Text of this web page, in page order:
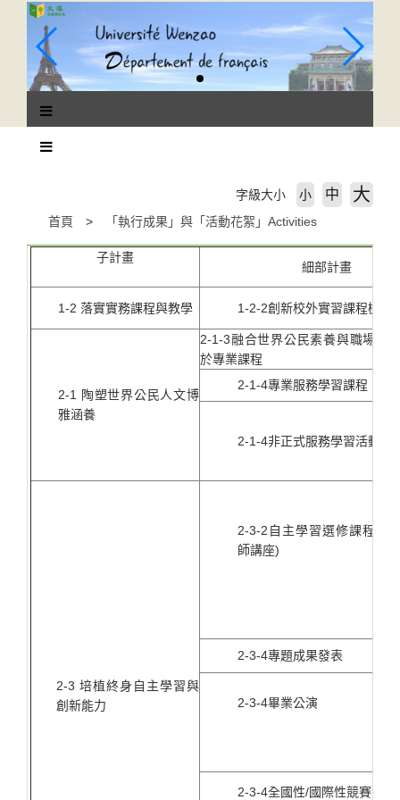
區
首頁 「執行成果」與「活動花絮」Activities
字級大小 小 中 大
子計畫
細部計畫
1-2 落實實務課程與教學 1-2-2創新校外實習課程機制
2-1 陶塑世界公民人文博
雅涵養
2-1-3融合世界公民素養與職場倫
於專業課程
2-1-4專業服務學習課程
2-1-4非正式服務學習活動
2-3 培植終身自主學習與
創新能力
2-3-2自主學習選修課程（
師講座)
2-3-4專題成果發表
2-3-4畢業公演
2-3-4全國性/國際性競賽